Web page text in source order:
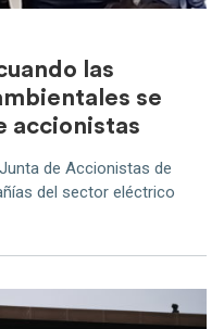
las
se
accionistas
de Accionistas de
del sector eléctrico